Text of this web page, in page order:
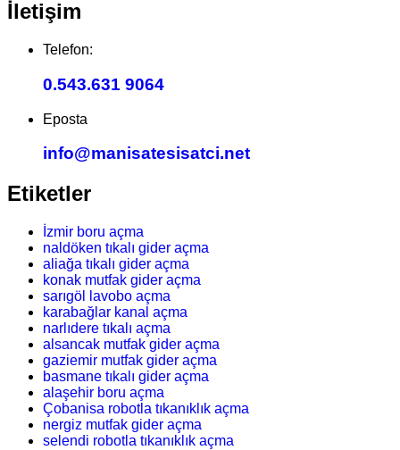
İletişim
Telefon:
0.543.631 9064
Eposta
info@manisatesisatci.net
Etiketler
İzmir boru açma
naldöken tıkalı gider açma
aliağa tıkalı gider açma
konak mutfak gider açma
sarıgöl lavobo açma
karabağlar kanal açma
narlıdere tıkalı açma
alsancak mutfak gider açma
gaziemir mutfak gider açma
basmane tıkalı gider açma
alaşehir boru açma
Çobanisa robotla tıkanıklık açma
nergiz mutfak gider açma
selendi robotla tıkanıklık açma